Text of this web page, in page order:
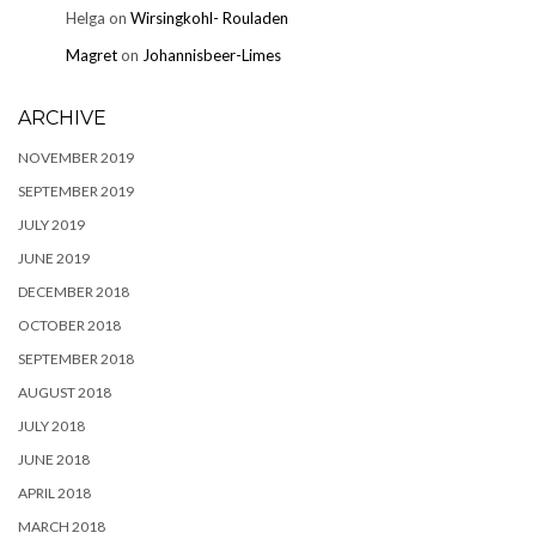
Helga on Wirsingkohl- Rouladen
Magreton Johannisbeer-Limes
ARCHIVE
NOVEMBER 2019
SEPTEMBER 2019
JULY 2019
JUNE 2019
DECEMBER 2018
OCTOBER 2018
SEPTEMBER 2018
AUGUST 2018
JULY 2018
JUNE 2018
APRIL 2018
MARCH 2018